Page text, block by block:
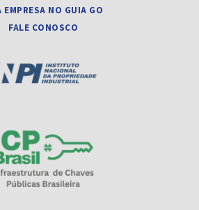
EMPRESA NO GUIA GO
FALE CONOSCO